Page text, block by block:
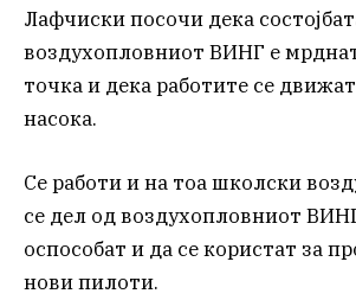
Лафчиски посочи дека
воздухопловниот ВИНГ е
точка и дека работите се
насока.
Се работи и на тоа школски
се дел од воздухопловниот
оспособат и да се користат за
нови пилоти.